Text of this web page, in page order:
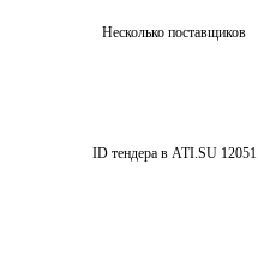
Несколько поставщиков
ID тендера в ATI.SU 12051